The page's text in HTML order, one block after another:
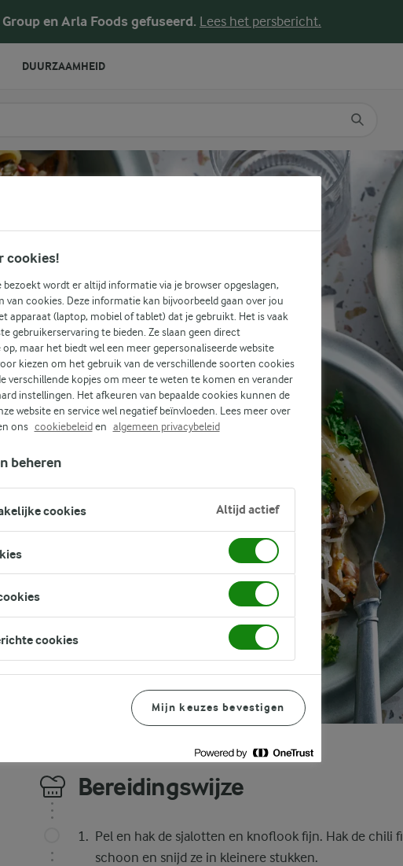
en Arla Foods gefuseerd. Lees het persbericht.
Bereidingswijze
Pel en hak de sjalotten en knoflook fijn. Hak de chili
schoon en snijd ze in kleinere stukken.
DUURZAAMHEID
cookies!
bezoekt wordt er altijd informatie via je browser opgeslagen,
van cookies. Deze informatie kan bijvoorbeeld gaan over jou
apparaat (laptop, mobiel of tablet) dat je gebruikt. Het is vaak
gebruikerservaring te bieden. Ze slaan geen direct
maar het biedt wel een meer gepersonaliseerde website
kiezen om het gebruik van de verschillende soorten cookies
verschillende kopjes om meer te weten te komen en verander
instellingen. Het afkeuren van bepaalde cookies kunnen de
website en service wel negatief beïnvloeden. Lees meer over
ons cookiebeleiden algemeen privacybeleid
beheren
cookies Altijd actief
cookies
Mijn keuzes bevestigen